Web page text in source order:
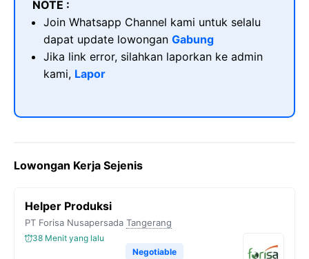
NOTE :
Join Whatsapp Channel kami untuk selalu
dapat update lowongan Gabung
Jika link error, silahkan laporkan ke admin
kami, Lapor
Lowongan Kerja Sejenis
Helper Produksi
PT Forisa Nusapersada Tangerang
38 Menit yang lalu
Negotiable